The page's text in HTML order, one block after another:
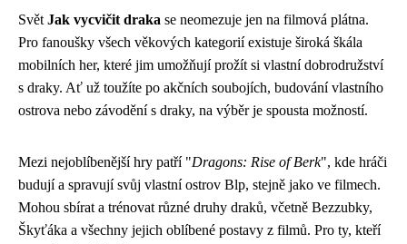
Svět Jak vycvičit draka se neomezuje jen na filmová plátna.
Pro fanoušky všech věkových kategorií existuje široká škála
mobilních her, které jim umožňují prožít si vlastní dobrodružství
s draky. Ať už toužíte po akčních soubojích, budování vlastního
ostrova nebo závodění s draky, na výběr je spousta možností.
Mezi nejoblíbenější hry patří "Dragons: Rise of Berk", kde hráči
budují a spravují svůj vlastní ostrov Blp, stejně jako ve filmech.
Mohou sbírat a trénovat různé druhy draků, včetně Bezzubky,
Škyťáka a všechny jejich oblíbené postavy z filmů. Pro ty, kteří